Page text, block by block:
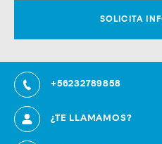
+56232789858
¿TE LLAMAMOS?